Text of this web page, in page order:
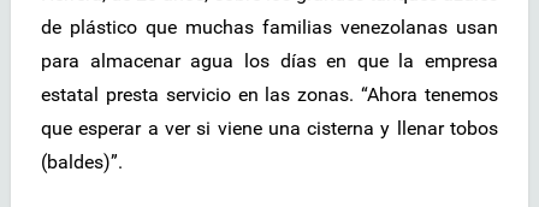
de plástico que muchas familias venezolanas usan
para almacenar agua los días en que la empresa
estatal presta servicio en las zonas. “Ahora tenemos
que esperar a ver si viene una cisterna y llenar tobos
(baldes)”.